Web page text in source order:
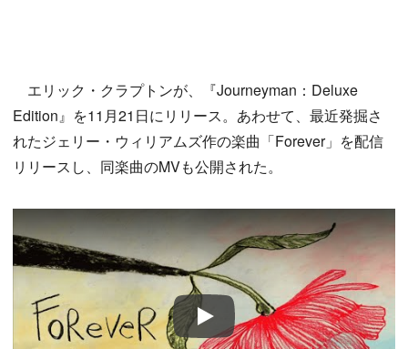
エリック・クラプトンが、『Journeyman：Deluxe
Edition』を11月21日にリリース。あわせて、最近発掘さ
れたジェリー・ウィリアムズ作の楽曲「Forever」を配信
リリースし、同楽曲のMVも公開された。
Play